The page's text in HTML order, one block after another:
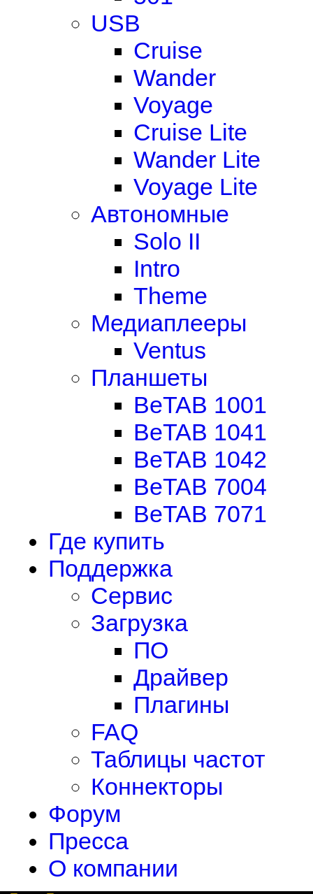
USB
Cruise
Wander
Voyage
Cruise Lite
Wander Lite
Voyage Lite
Автономные
Solo II
Intro
Theme
Медиаплееры
Ventus
Планшеты
BeTAB 1001
BeTAB 1041
BeTAB 1042
BeTAB 7004
BeTAB 7071
Где купить
Поддержка
Сервис
Загрузка
ПО
Драйвер
Плагины
FAQ
Таблицы частот
Коннекторы
Форум
Пресса
О компании